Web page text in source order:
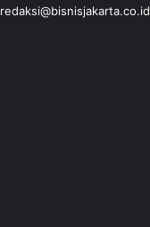
redaksi@bisnisjakarta.co.id